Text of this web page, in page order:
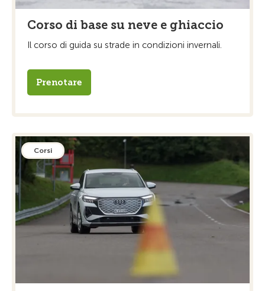
Corso di base su neve e ghiaccio
Il corso di guida su strade in condizioni invernali.
Prenotare
Corsi